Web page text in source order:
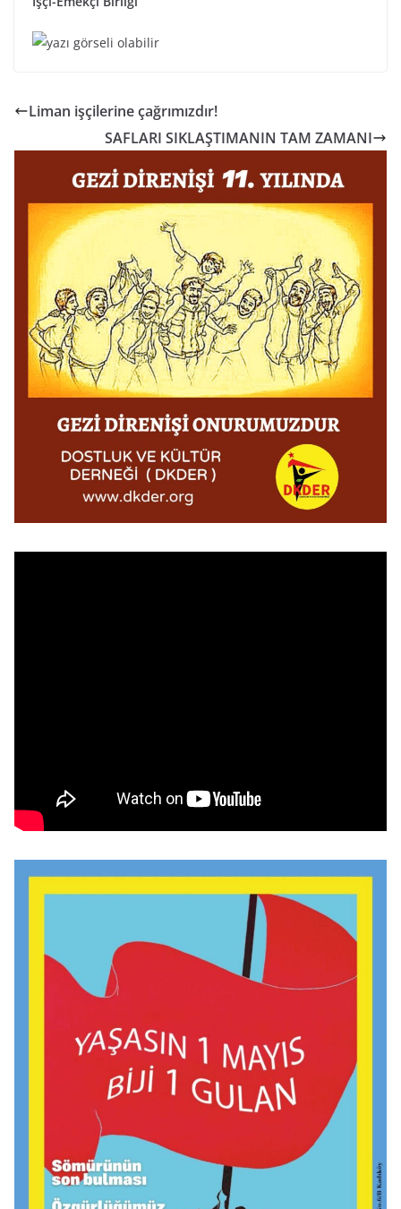
Liman işçilerine çağrımızdır!
SAFLARI SIKLAŞTIMANIN TAM ZAMANI